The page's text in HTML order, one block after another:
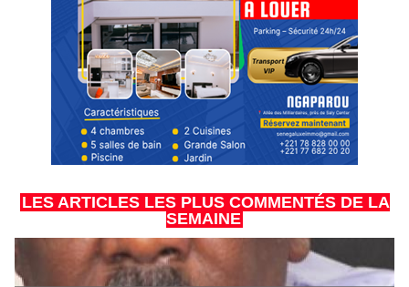
LES ARTICLES LES PLUS COMMENTÉS DE LA
SEMAINE